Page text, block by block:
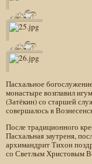
Пасхальное
монастыре возглавил
(Затёкин) со старшей
совершалось в
После традиционного
Пасхальная заутреня,
архимандрит Тихон
со Светлым Христовым